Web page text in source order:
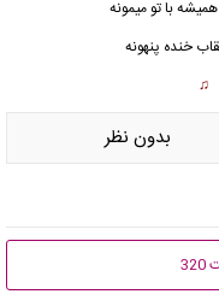
با تو میمونه
خنده پنهونه
♫
بدون نظر